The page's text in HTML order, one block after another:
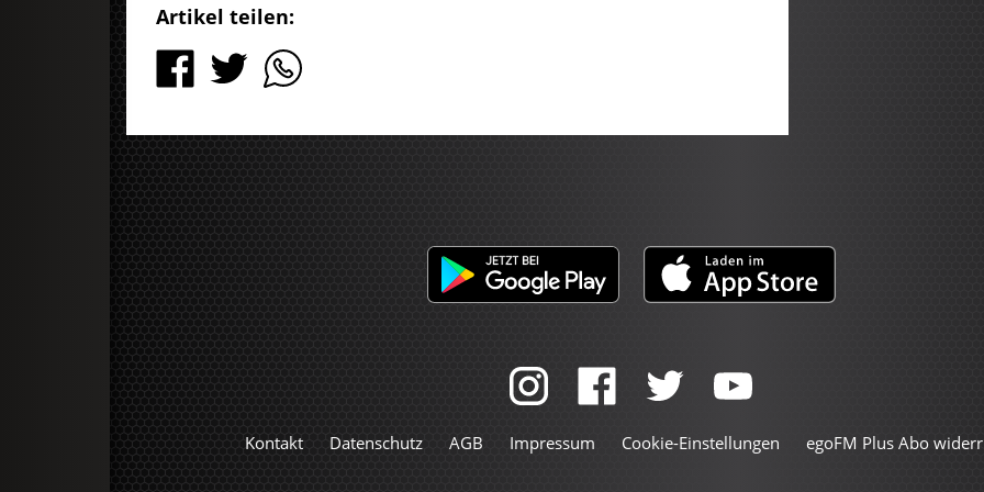
Artikel teilen:
Kontakt Datenschutz AGB Impressum Cookie-Einstellungen egoFM Plus Abo